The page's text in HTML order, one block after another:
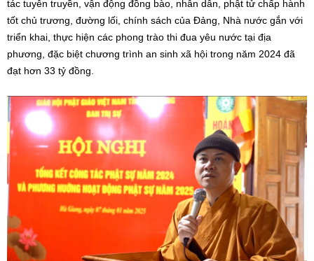
tác tuyên truyền, vận động đồng bào, nhân dân, phật tử chấp hành
tốt chủ trương, đường lối, chính sách của Đảng, Nhà nước gắn với
triển khai, thực hiện các phong trào thi đua yêu nước tại địa
phương, đặc biệt chương trình an sinh xã hội trong năm 2024 đã
đạt hơn 33 tỷ đồng.